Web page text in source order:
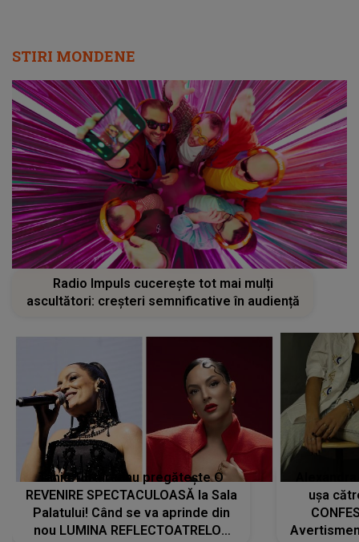
STIRI MONDENE
Radio Impuls cucerește tot mai mulți
ascultători: creșteri semnificative în audiență
Tania Turtureanu pregătește O
REVENIRE SPECTACULOASĂ la Sala
Palatului! Când se va aprinde din
nou LUMINA REFLECTOATRELOR
ușa